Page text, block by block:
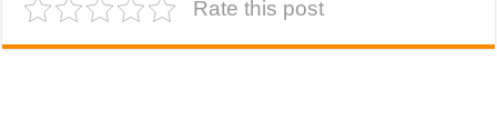
Rate this post